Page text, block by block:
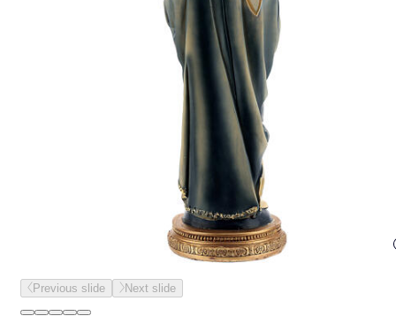
Previous slide Next slide